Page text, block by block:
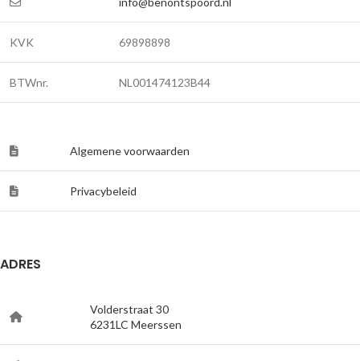
KVK 69898898
BTWnr. NL001474123B44
Algemene voorwaarden
Privacybeleid
ADRES
Volderstraat 30
6231LC Meerssen